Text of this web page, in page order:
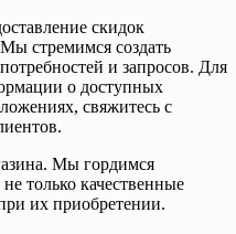
скидок
стремимся создать
и запросов. Для
о доступных
свяжитесь с
Мы гордимся
только качественные
их приобретении.